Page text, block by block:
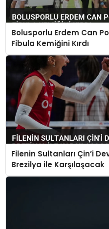
Bolusporlu Erdem Can
Fibula Kemiğini Kırdı
Filenin Sultanları Çin’i
Brezilya ile Karşılaşacak